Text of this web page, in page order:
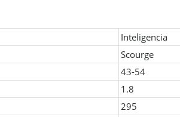
Inteligencia
Scourge
43-54
1.8
295